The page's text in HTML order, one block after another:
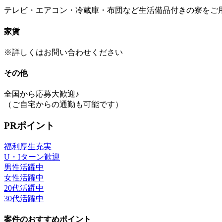
テレビ・エアコン・冷蔵庫・布団など生活備品付きの寮をご
家賃
※詳しくはお問い合わせください
その他
全国から応募大歓迎♪
（ご自宅からの通勤も可能です）
PRポイント
福利厚生充実
U・Iターン歓迎
男性活躍中
女性活躍中
20代活躍中
30代活躍中
案件のおすすめポイント